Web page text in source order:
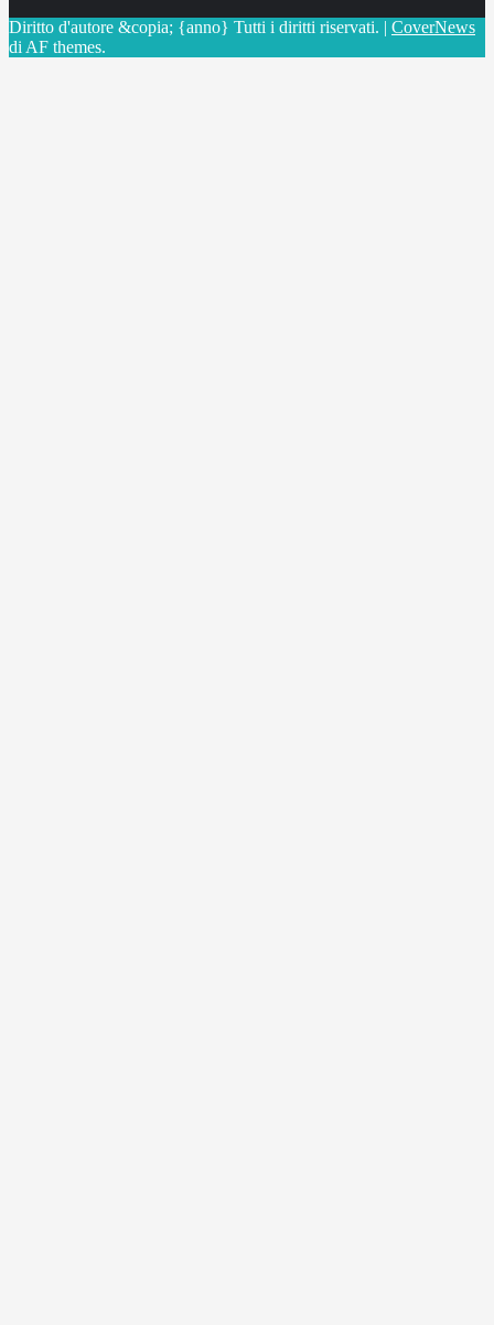
Diritto d'autore &copia; {anno} Tutti i diritti riservati. | CoverNews
di AF themes.